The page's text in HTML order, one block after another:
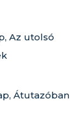
Az utolsó
Átutazóban